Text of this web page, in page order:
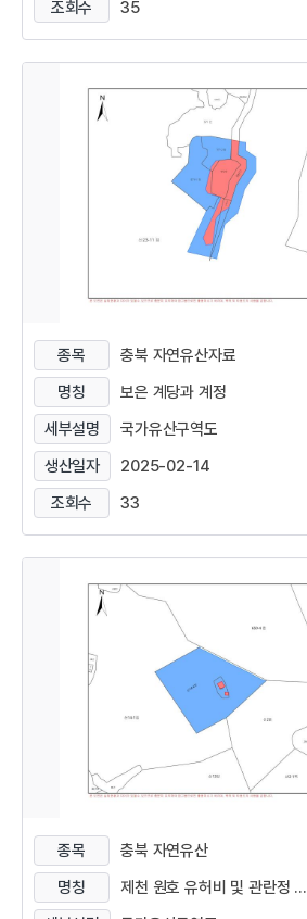
조회수
35
종목
충북 자연유산자료
명칭
보은 계당과 계정
세부설명
국가유산구역도
생산일자
2025-02-14
조회수
33
종목
충북 자연유산
명칭
제천 원호 유허비 및 관란정 ...